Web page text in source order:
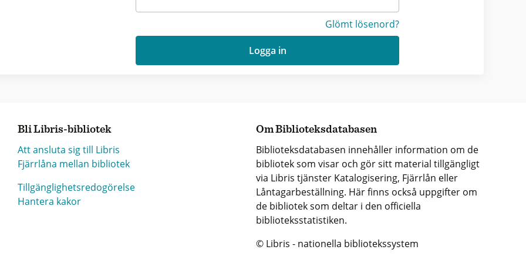
Glömt lösenord?
Logga in
Bli Libris-bibliotek
Att ansluta sig till Libris
Fjärrlåna mellan bibliotek
Tillgänglighetsredogörelse
Hantera kakor
Om Biblioteksdatabasen
Biblioteksdatabasen innehåller information om de
bibliotek som visar och gör sitt material tillgängligt
via Libris tjänster Katalogisering, Fjärrlån eller
Låntagarbeställning. Här finns också uppgifter om
de bibliotek som deltar i den officiella
biblioteksstatistiken.
© Libris - nationella bibliotekssystem